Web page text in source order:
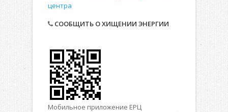
центра
СООБЩИТЬ О ХИЩЕНИИ ЭНЕРГИИ
Мобильное приложение ЕРЦ